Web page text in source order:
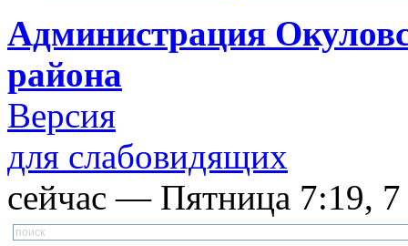
Администрация
района
Версия
для слабовидящих
сейчас — Пятница 7:19, 7